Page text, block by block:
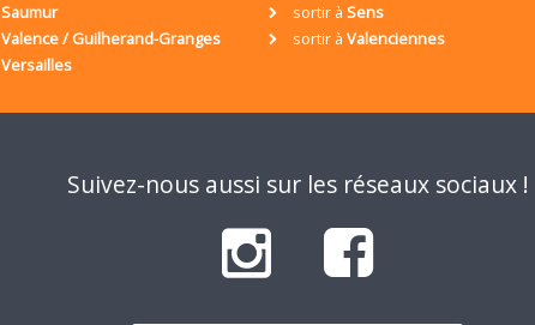
Saumur sortir à Sens
Valence / Guilherand-Granges sortir à Valenciennes
Versailles
Suivez-nous aussi sur les réseaux sociaux !